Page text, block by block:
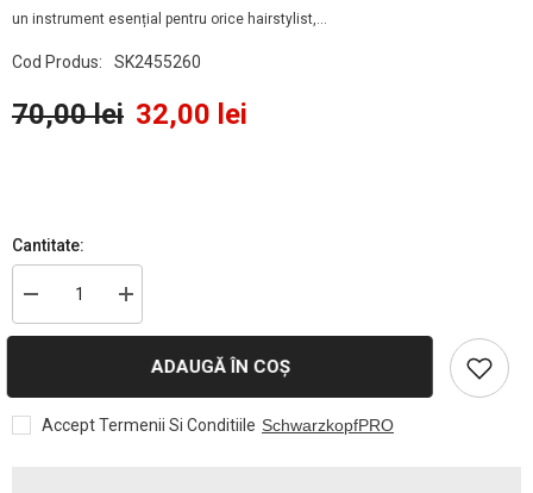
un instrument esențial pentru orice hairstylist,...
Cod Produs: SK2455260
70,00 lei 32,00 lei
Cantitate:
Reduceți
cantitatea
pentru
buc
Creșteți
cantitatea
pentru
Raincolor
Șablon
buc
ADAUGĂ ÎN COȘ
Accept Termenii Si Conditiile SchwarzkopfPRO